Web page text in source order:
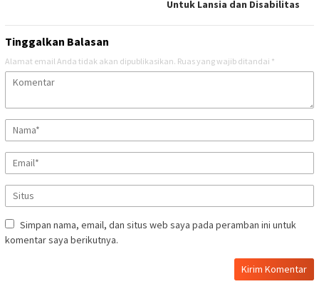
Untuk Lansia dan Disabilitas
Tinggalkan Balasan
Alamat email Anda tidak akan dipublikasikan. Ruas yang wajib ditandai *
Simpan nama, email, dan situs web saya pada peramban ini untuk
komentar saya berikutnya.